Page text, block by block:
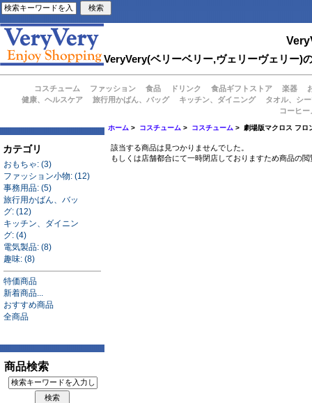
VeryVery(ベリーベリー,ヴェリーヴェリー)
コスチューム ファッション 食品 ドリンク 食品ギフトストア 楽器
健康、ヘルスケア
旅行用かばん、バッグ キッチン、ダイニング
タオル、シ
コーヒ
カテゴリ
おもちゃ: (3)
ファッション小物: (12)
事務用品: (5)
旅行用かばん、バッ
グ: (12)
キッチン、ダイニン
グ: (4)
電気製品: (8)
趣味: (8)
特価商品
新着商品...
おすすめ商品
全商品
商品検索
ホーム > コスチューム > コスチューム > 劇場版マクロス フロ
該当する商品は見つかりませんでした。
もしくは店舗都合にて一時閉店しておりますため商品の